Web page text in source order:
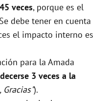
45 veces, porque es el
debe tener en cuenta
el impacto interno es
para la Amada
3 veces a la
Gracias").